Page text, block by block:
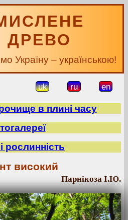
ДРЕВО
Україну – українською!
uk ru en
в плині часу
рослинність
високий
Парнікоза І.Ю.